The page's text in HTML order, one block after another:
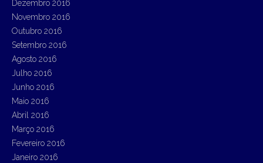
Dezembro 2016
Novembro 2016
Outubro 2016
Setembro 2016
Agosto 2016
Julho 2016
Junho 2016
Maio 2016
Abril 2016
Março 2016
Fevereiro 2016
Janeiro 2016